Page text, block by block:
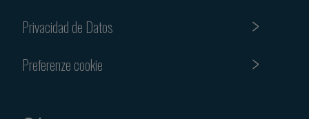
Privacidad de Datos
Preferenze cookie